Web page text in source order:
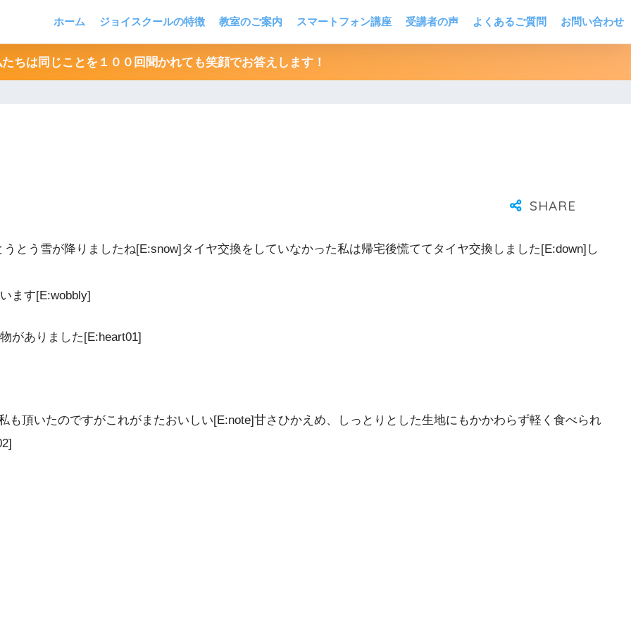
ホーム ジョイスクールの特徴 教室のご案内 スマートフォン講座 受講者の声 よくあるご質問 お問い合わせ
ちは同じことを１００回聞かれても笑顔でお答えします！
とう雪が降りましたね[E:snow]タイヤ交換をしていなかった私は帰宅後慌ててタイヤ交換しました[E:down]し
ます[E:wobbly]
がありました[E:heart01]
も頂いたのですがこれがまたおいしい[E:note]甘さひかえめ、しっとりとした生地にもかかわらず軽く食べられ